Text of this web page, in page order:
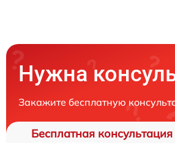
Нужна
Закажите бесплатную
Бесплатная консультация